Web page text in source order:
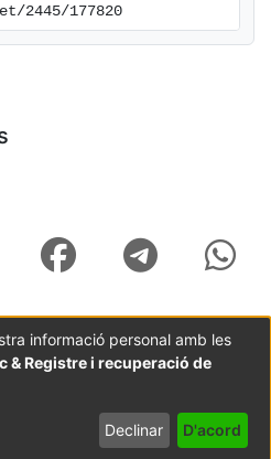
2445/177820
informació personal amb les
& Registre i recuperació de
Declinar D'acord